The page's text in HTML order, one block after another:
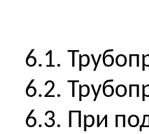
6.1.
6.2.
6.3. При